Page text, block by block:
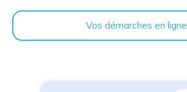
Vos démarches en ligne